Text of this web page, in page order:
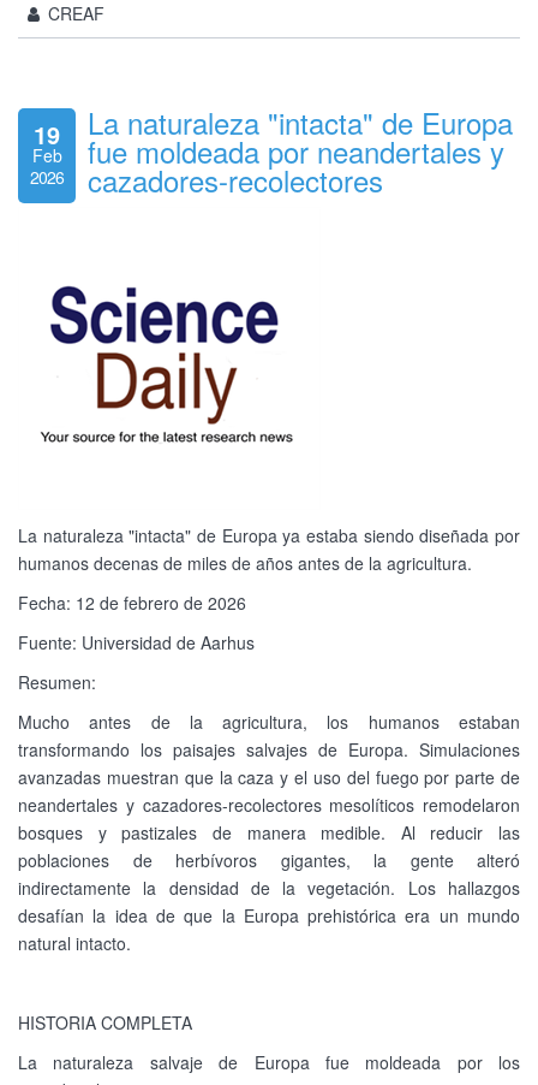
CREAF
19
Feb
2026
La naturaleza "intacta" de Europa
fue moldeada por neandertales y
cazadores-recolectores
La naturaleza "intacta" de Europa ya estaba siendo diseñada por
humanos decenas de miles de años antes de la agricultura.
Fecha: 12 de febrero de 2026
Fuente: Universidad de Aarhus
Resumen:
Mucho antes de la agricultura, los humanos estaban
transformando los paisajes salvajes de Europa. Simulaciones
avanzadas muestran que la caza y el uso del fuego por parte de
neandertales y cazadores-recolectores mesolíticos remodelaron
bosques y pastizales de manera medible. Al reducir las
poblaciones de herbívoros gigantes, la gente alteró
indirectamente la densidad de la vegetación. Los hallazgos
desafían la idea de que la Europa prehistórica era un mundo
natural intacto.
HISTORIA COMPLETA
La naturaleza salvaje de Europa fue moldeada por los